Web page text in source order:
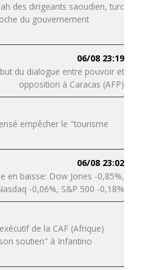
des dirigeants saoudien, turc
du gouvernement
06/08 23:19
du dialogue entre pouvoir et
opposition à Caracas (AFP)
empêcher le "tourisme
06/08 23:02
en baisse: Dow Jones -0,85%,
-0,06%, S&P 500 -0,18%
de la CAF (Afrique)
soutien" à Infantino